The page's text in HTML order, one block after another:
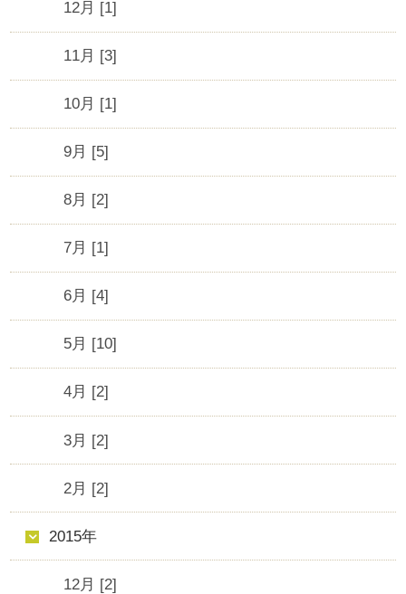
12月 [1]
11月 [3]
10月 [1]
9月 [5]
8月 [2]
7月 [1]
6月 [4]
5月 [10]
4月 [2]
3月 [2]
2月 [2]
2015年
12月 [2]